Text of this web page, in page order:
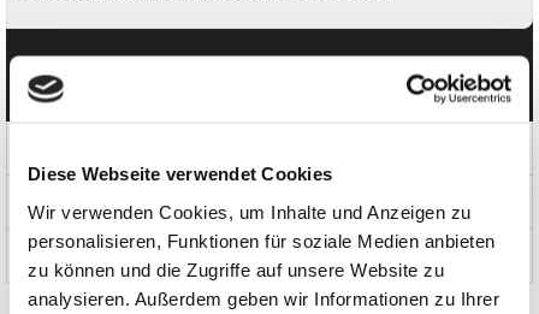
Diese Webseite verwendet Cookies
Wir verwenden Cookies, um Inhalte und Anzeigen zu
personalisieren, Funktionen für soziale Medien anbieten
zu können und die Zugriffe auf unsere Website zu
analysieren. Außerdem geben wir Informationen zu Ihrer
Kategorien
News und Aktionen